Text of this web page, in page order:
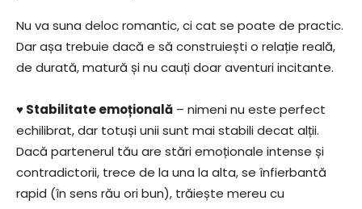
Nu va suna deloc romantic, ci cat se poate de practic.
Dar așa trebuie dacă e să construiești o relație reală,
de durată, matură și nu cauți doar aventuri incitante.
♥ Stabilitate emoțională – nimeni nu este perfect
echilibrat, dar totuși unii sunt mai stabili decat alții.
Dacă partenerul tău are stări emoționale intense și
contradictorii, trece de la una la alta, se înfierbantă
rapid (în sens rău ori bun), trăiește mereu cu